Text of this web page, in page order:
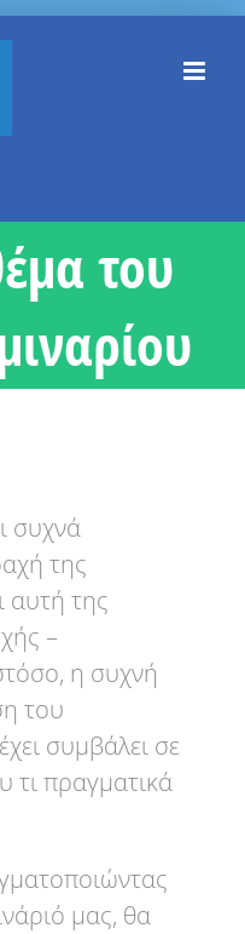
του
συχνά
της
αυτή της
–
η συχνή
του
συμβάλει σε
τι πραγματικά
μας, θα